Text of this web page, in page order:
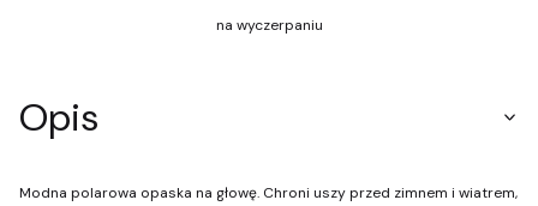
na wyczerpaniu
Opis
Modna polarowa opaska na głowę. Chroni uszy przed zimnem i wiatrem,